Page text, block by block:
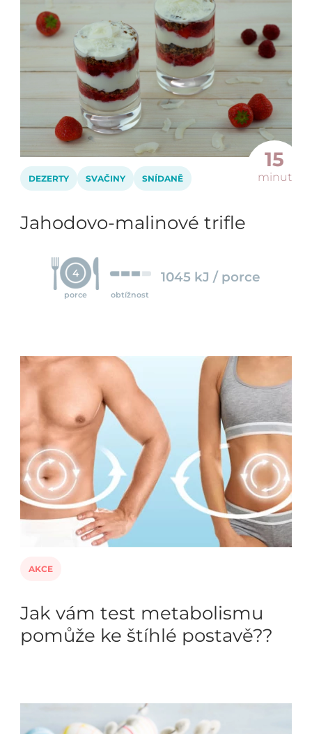
15
minut
DEZERTY SVAČINY SNÍDANĚ
Jahodovo-malinové trifle
4
porce obtížnost
1045 kJ / porce
AKCE
Jak vám test metabolismu
pomůže ke štíhlé postavě??